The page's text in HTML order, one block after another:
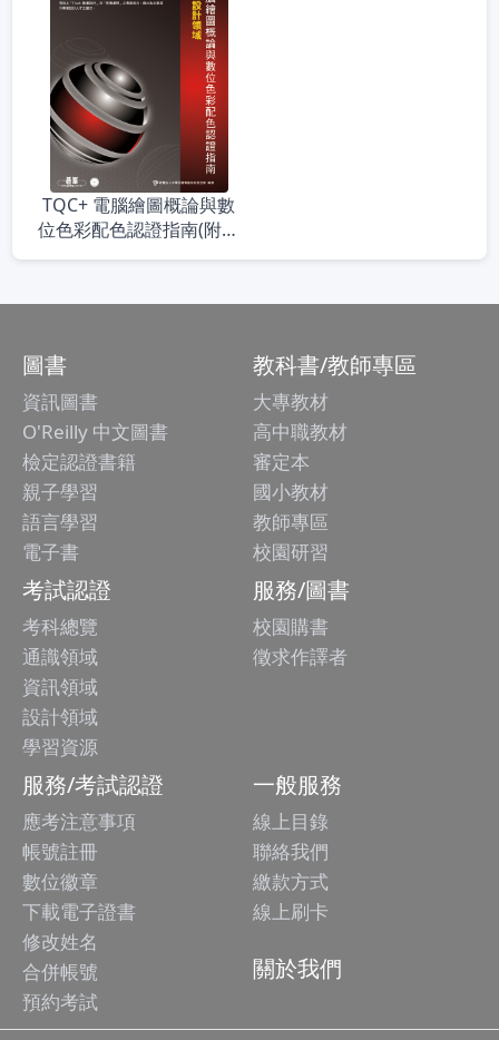
TQC+ 電腦繪圖概論與數
位色彩配色認證指南(附題
目練習系統)
圖書
資訊圖書
O'Reilly 中文圖書
檢定認證書籍
親子學習
語言學習
電子書
教科書/教師專區
大專教材
高中職教材
審定本
國小教材
教師專區
校園研習
考試認證
考科總覽
通識領域
資訊領域
設計領域
學習資源
服務/圖書
校園購書
徵求作譯者
服務/考試認證
應考注意事項
帳號註冊
數位徽章
下載電子證書
修改姓名
合併帳號
預約考試
一般服務
線上目錄
聯絡我們
繳款方式
線上刷卡
關於我們